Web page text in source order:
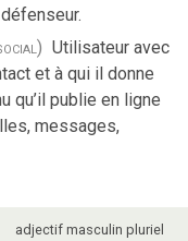
Utilisateur avec
et à qui il donne
qu’il publie en ligne
messages,
adjectif masculin pluriel